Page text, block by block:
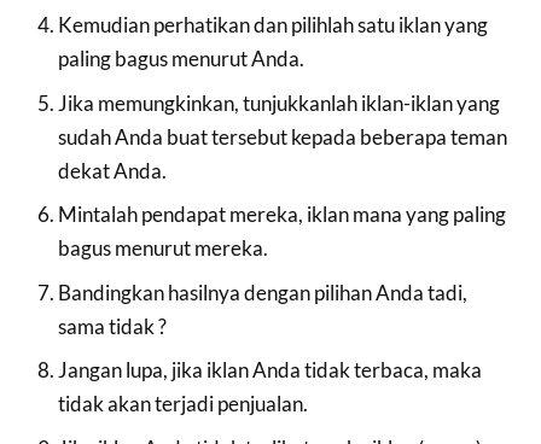
Kemudian perhatikan dan pilihlah satu iklan yang
paling bagus menurut Anda.
Jika memungkinkan, tunjukkanlah iklan-iklan yang
sudah Anda buat tersebut kepada beberapa teman
dekat Anda.
Mintalah pendapat mereka, iklan mana yang paling
bagus menurut mereka.
Bandingkan hasilnya dengan pilihan Anda tadi,
sama tidak ?
Jangan lupa, jika iklan Anda tidak terbaca, maka
tidak akan terjadi penjualan.